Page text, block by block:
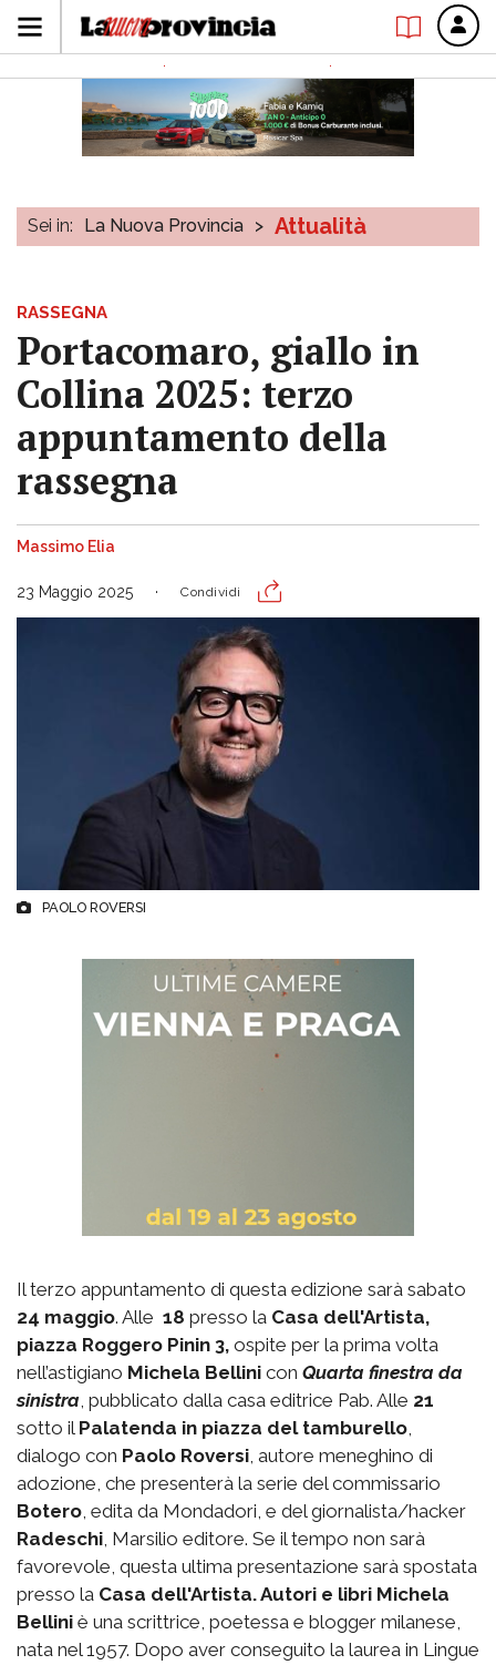
Sei in: La Nuova Provincia > Attualità
RASSEGNA
Portacomaro, giallo in
Collina 2025: terzo
appuntamento della
rassegna
Massimo Elia
23 Maggio 2025 Condividi
PAOLO ROVERSI
Il terzo appuntamento di questa edizione sarà sabato
24 maggio. Alle 18 presso la Casa dell'Artista,
piazza Roggero Pinin 3, ospite per la prima volta
nell’astigiano Michela Bellini con Quarta finestra da
sinistra, pubblicato dalla casa editrice Pab. Alle 21
sotto il Palatenda in piazza del tamburello,
dialogo con Paolo Roversi, autore meneghino di
adozione, che presenterà la serie del commissario
Botero, edita da Mondadori, e del giornalista/hacker
Radeschi, Marsilio editore. Se il tempo non sarà
favorevole, questa ultima presentazione sarà spostata
presso la Casa dell'Artista.Autori e libri Michela
Bellini è una scrittrice, poetessa e blogger milanese,
nata nel 1957. Dopo aver conseguito la laurea in Lingue